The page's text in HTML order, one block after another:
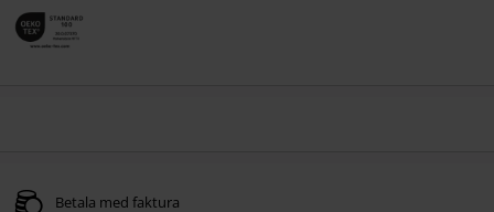
Betala med faktura